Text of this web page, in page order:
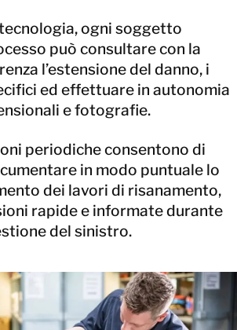
ogni soggetto
può consultare con la
l’estensione del danno, i
ed effettuare in autonomia
e fotografie.
periodiche consentono di
in modo puntuale lo
dei lavori di risanamento,
rapide e informate durante
del sinistro.